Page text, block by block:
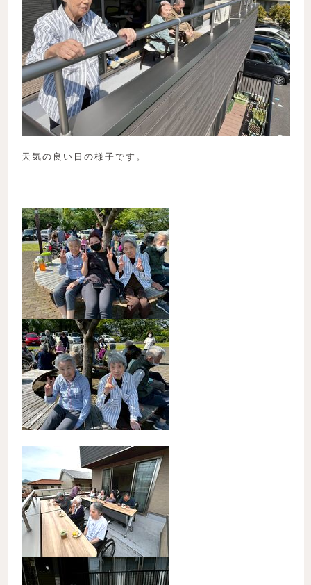
天気の良い日の様子です。